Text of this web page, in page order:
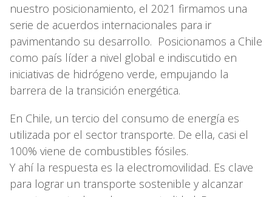
nuestro posicionamiento, el 2021 firmamos una
serie de acuerdos internacionales para ir
pavimentando su desarrollo. Posicionamos a Chile
como país líder a nivel global e indiscutido en
iniciativas de hidrógeno verde, empujando la
barrera de la transición energética.
En Chile, un tercio del consumo de energía es
utilizada por el sector transporte. De ella, casi el
100% viene de combustibles fósiles.
Y ahí la respuesta es la electromovilidad. Es clave
para lograr un transporte sostenible y alcanzar